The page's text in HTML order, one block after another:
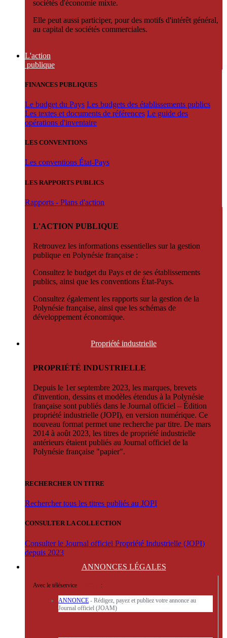
sociétés d'économie mixte.
Elle peut aussi participer, pour des motifs d'intérêt général,
au capital de sociétés commerciales.
L'action
publique
FINANCES PUBLIQUES
Le budget du Pays Les budgets des établissements publics
Les textes et documents de références Le guide des
opérations d'inventaire
LES CONVENTIONS
Les conventions État-Pays
LES RAPPORTS PUBLICS
Rapports - Plans d'action
L'ACTION PUBLIQUE
Retrouvez les informations essentielles sur la gestion
publique en Polynésie française :
Consultez le budget du Pays et de ses établissements
publics, ainsi que les conventions État-Pays.
Consultez également les rapports sur la gestion de la
Polynésie française, ainsi que les schémas de
développement économique.
Propriété industrielle
PROPRIÉTÉ INDUSTRIELLE
Depuis le 1er septembre 2023, les marques, brevets
d'invention, dessins et modèles étendus à la Polynésie
française sont publiés dans le Journal officiel – Édition
propriété industrielle (JOPI), en version numérique. Ce
nouveau format permet une recherche par titre. De mars
2014 à août 2023, les titres de propriété industrielle
antérieurs étaient publiés au Journal officiel de la
Polynésie française "papier".
RECHERCHER UN TITRE
Rechercher tous les titres publiés au JOPI
CONSULTER LA COLLECTION
Consulter le Journal officiel Propriété Industrielle (JOPI)
depuis 2023
ANNONCES LÉGALES
Avec le téléservice :
ANNONCE - Rédigez, payez et publiez votre annonce au
Journal officiel (JOAM)